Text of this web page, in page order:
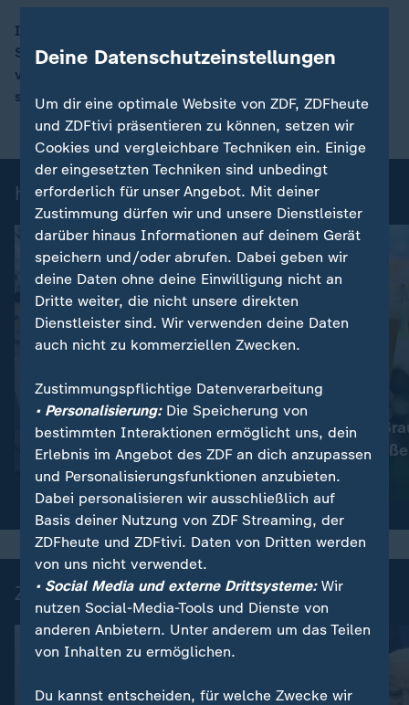
00:16
Im Iran breiten sich die Proteste weiter aus.
Sicherheitskräfte gehen hart gegen Demonstrierende
vor. Aktivisten berichten von Gewalt und einer
steigenden Zahl an Toten und Verletzten.
heute-Nachrichten: Einzelbeiträge
Wetter:
So wird das Wetter
Video1:17
Immer mehr
müssen
Video1:33
Zuletzt auf ZDFheute veröffentlicht
Deine Datenschutzeinstellungen
Um dir eine optimale Website von ZDF, ZDFheute
und ZDFtivi präsentieren zu können, setzen wir
Cookies und vergleichbare Techniken ein. Einige
der eingesetzten Techniken sind unbedingt
erforderlich für unser Angebot. Mit deiner
Zustimmung dürfen wir und unsere Dienstleister
darüber hinaus Informationen auf deinem Gerät
speichern und/oder abrufen. Dabei geben wir
deine Daten ohne deine Einwilligung nicht an
Dritte weiter, die nicht unsere direkten
Dienstleister sind. Wir verwenden deine Daten
auch nicht zu kommerziellen Zwecken.
Zustimmungspflichtige Datenverarbeitung
• Personalisierung:Die Speicherung von
bestimmten Interaktionen ermöglicht uns, dein
Erlebnis im Angebot des ZDF an dich anzupassen
und Personalisierungsfunktionen anzubieten.
Dabei personalisieren wir ausschließlich auf
Basis deiner Nutzung von ZDF Streaming, der
ZDFheute und ZDFtivi. Daten von Dritten werden
von uns nicht verwendet.
• Social Media und externe Drittsysteme:Wir
nutzen Social-Media-Tools und Dienste von
anderen Anbietern. Unter anderem um das Teilen
von Inhalten zu ermöglichen.
Du kannst entscheiden, für welche Zwecke wir